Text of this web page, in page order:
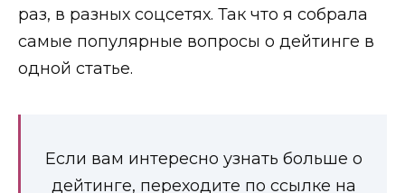
раз, в разных соцсетях. Так что я собрала
самые популярные вопросы о дейтинге в
одной статье.
Если вам интересно узнать больше о
дейтинге, переходите по ссылке на